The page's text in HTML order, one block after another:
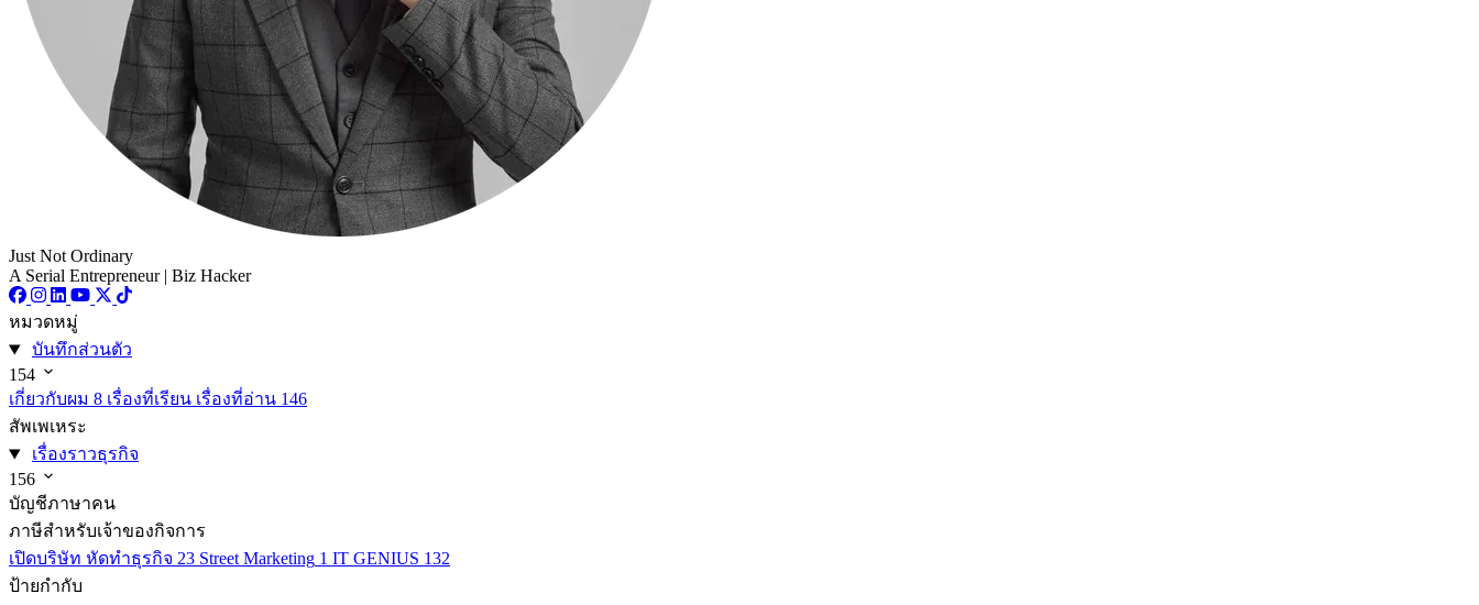
Just Not Ordinary
A Serial Entrepreneur | Biz Hacker
หมวดหมู่
บันทึกส่วนตัว
154
เกี่ยวกับผม 8 เรื่องที่เรียน เรื่องที่อ่าน 146
สัพเพเหระ
เรื่องราวธุรกิจ
156
บัญชีภาษาคน
ภาษีสำหรับเจ้าของกิจการ
เปิดบริษัท หัดทำธุรกิจ 23 Street Marketing 1 IT GENIUS 132
ป้ายกำกับ